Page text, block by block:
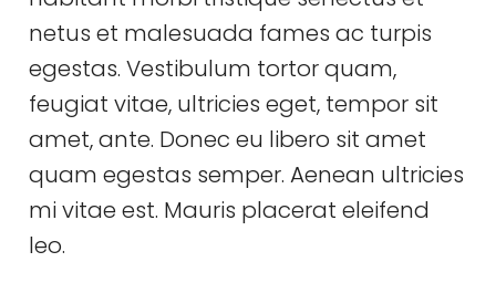
netus et malesuada fames ac turpis
egestas. Vestibulum tortor quam,
feugiat vitae, ultricies eget, tempor sit
amet, ante. Donec eu libero sit amet
quam egestas semper. Aenean ultricies
mi vitae est. Mauris placerat eleifend
leo.